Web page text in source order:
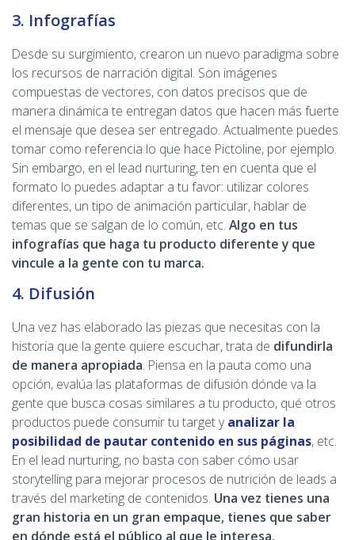
3. Infografías
Desde su surgimiento, crearon un nuevo paradigma sobre
los recursos de narración digital. Son imágenes
compuestas de vectores, con datos precisos que de
manera dinámica te entregan datos que hacen más fuerte
el mensaje que desea ser entregado. Actualmente puedes
tomar como referencia lo que hace Pictoline, por ejemplo.
Sin embargo, en el lead nurturing, ten en cuenta que el
formato lo puedes adaptar a tu favor: utilizar colores
diferentes, un tipo de animación particular, hablar de
temas que se salgan de lo común, etc. Algo en tus
infografías que haga tu producto diferente y que
vincule a la gente con tu marca.
4. Difusión
Una vez has elaborado las piezas que necesitas con la
historia que la gente quiere escuchar, trata de difundirla
de manera apropiada. Piensa en la pauta como una
opción, evalúa las plataformas de difusión dónde va la
gente que busca cosas similares a tu producto, qué otros
productos puede consumir tu target y analizar la
posibilidad de pautar contenido en sus páginas, etc.
En el lead nurturing, no basta con saber cómo usar
storytelling para mejorar procesos de nutrición de leads a
través del marketing de contenidos. Una vez tienes una
gran historia en un gran empaque, tienes que saber
en dónde está el público al que le interesa.